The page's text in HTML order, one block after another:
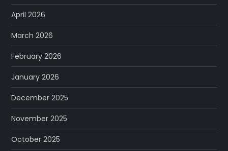
April 2026
March 2026
February 2026
January 2026
December 2025
November 2025
October 2025